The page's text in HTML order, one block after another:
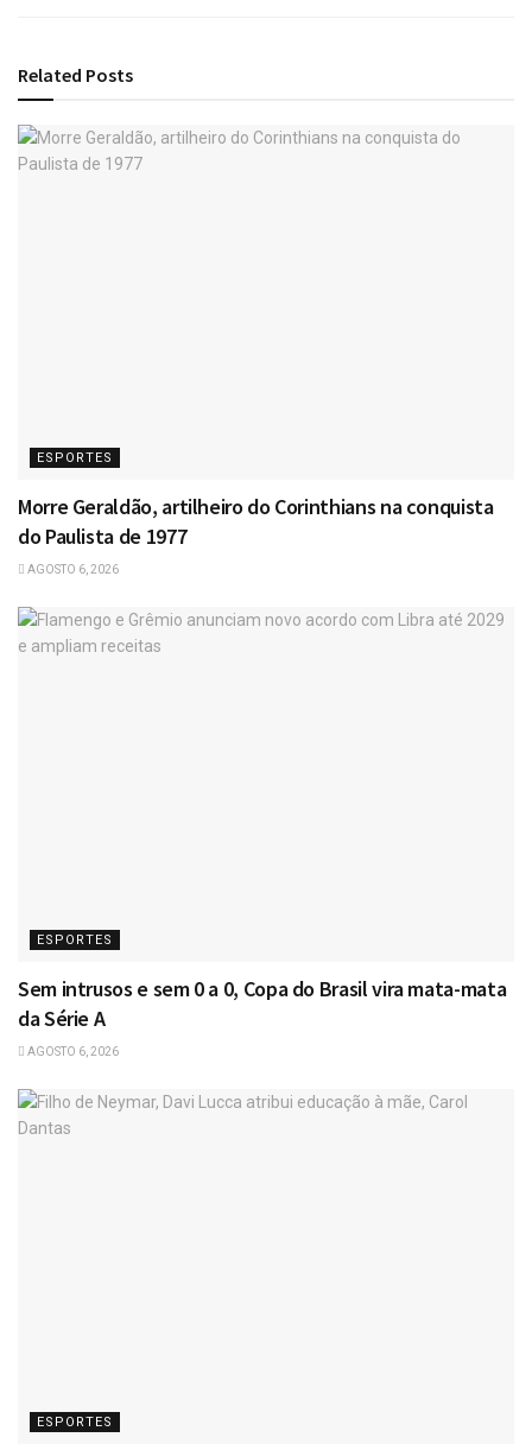
Related Posts
ESPORTES
Morre Geraldão, artilheiro do Corinthians na conquista
do Paulista de 1977
AGOSTO 6, 2026
ESPORTES
Sem intrusos e sem 0 a 0, Copa do Brasil vira mata-mata
da Série A
AGOSTO 6, 2026
ESPORTES